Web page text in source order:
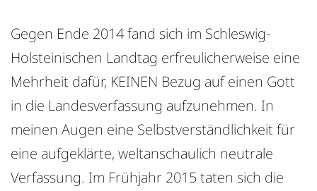
Gegen Ende 2014 fand sich im Schleswig-
Holsteinischen Landtag erfreulicherweise eine
Mehrheit dafür, KEINEN Bezug auf einen Gott
in die Landesverfassung aufzunehmen. In
meinen Augen eine Selbstverständlichkeit für
eine aufgeklärte, weltanschaulich neutrale
Verfassung. Im Frühjahr 2015 taten sich die